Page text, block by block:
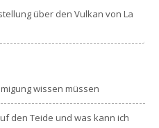
über den Vulkan von La
wissen müssen
den Teide und was kann ich